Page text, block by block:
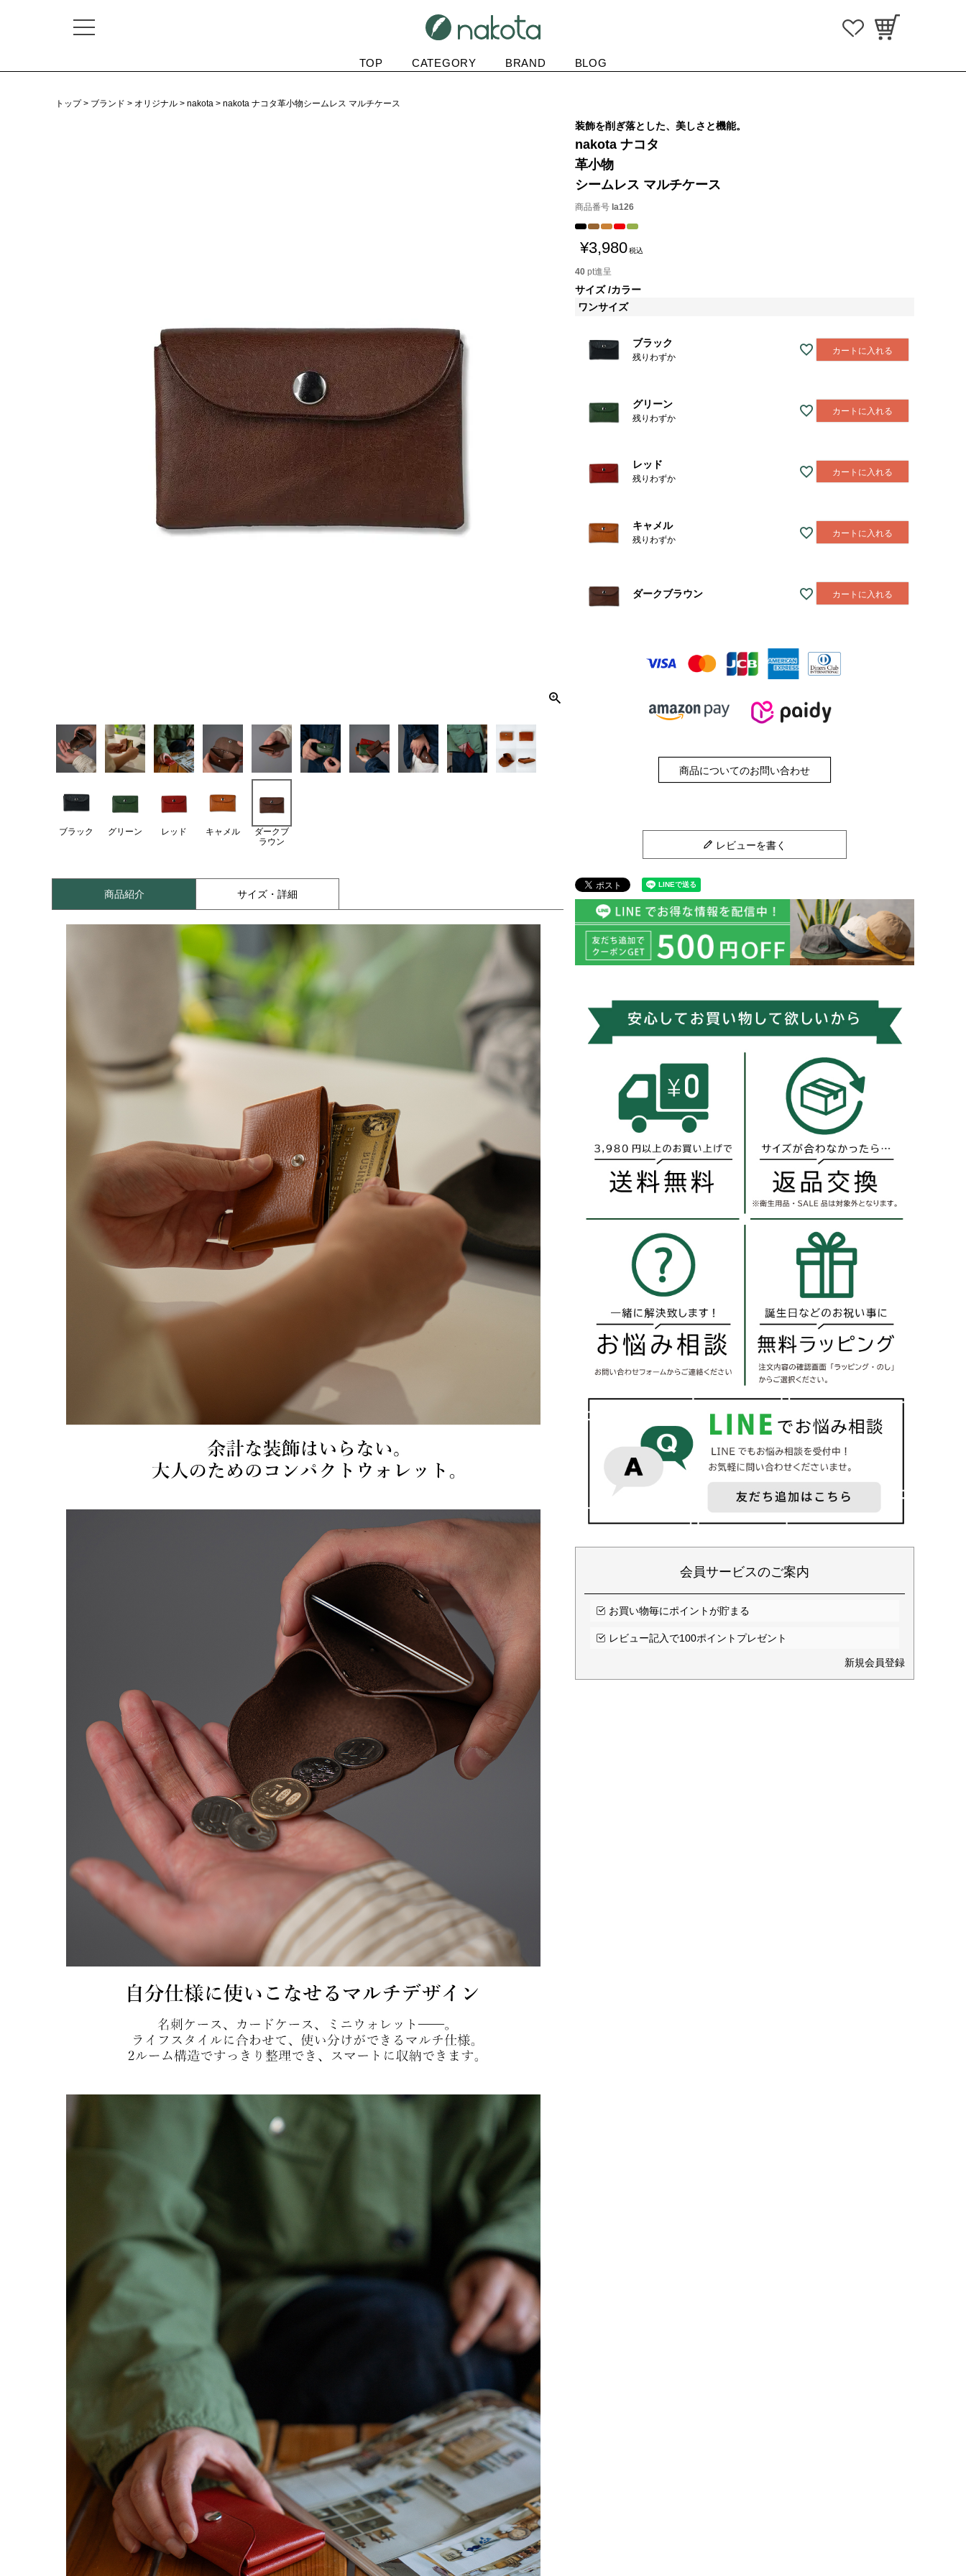
TOP CATEGORY BRAND BLOG
トップ ブランド オリジナル nakota nakota ナコタ革小物シームレス マルチケース
ブラック グリーン レッド キャメル
ダークブ
ラウン
商品紹介 サイズ・詳細
装飾を削ぎ落とした、美しさと機能。
nakota ナコタ
革小物
シームレス マルチケース
商品番号 la126
¥3,980税込
40 pt進呈
サイズ カラー
ワンサイズ
ブラック
残りわずか
カートに入れる
グリーン
残りわずか
カートに入れる
レッド
残りわずか
カートに入れる
キャメル
残りわずか
カートに入れる
ダークブラウン カートに入れる
商品についてのお問い合わせ
レビューを書く
会員サービスのご案内
お買い物毎にポイントが貯まる
レビュー記入で100ポイントプレゼント
新規会員登録